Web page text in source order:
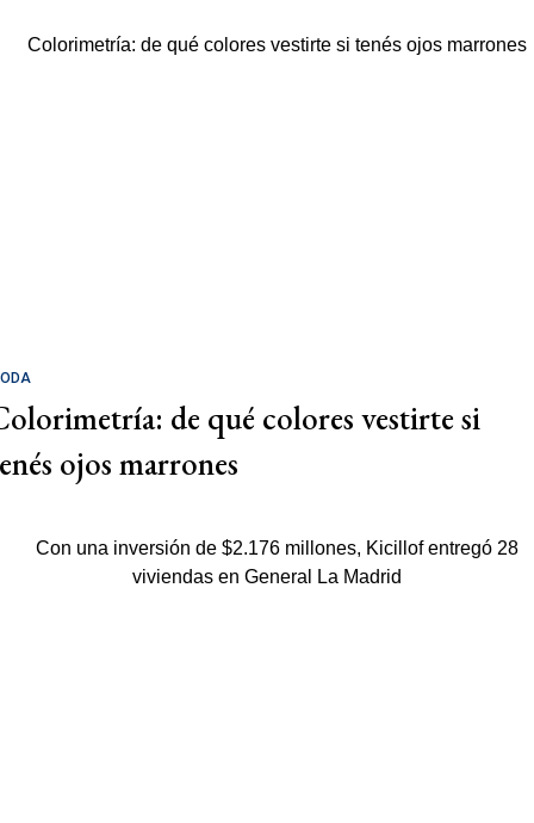
de qué colores vestirte si
ojos marrones